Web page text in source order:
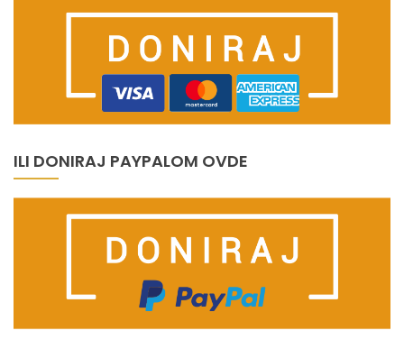
ILI DONIRAJ PAYPALOM OVDE